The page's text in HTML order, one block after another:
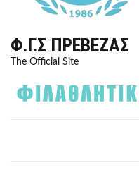
Φ.Γ.Σ ΠΡΈΒΕΖΑΣ
The Official Site